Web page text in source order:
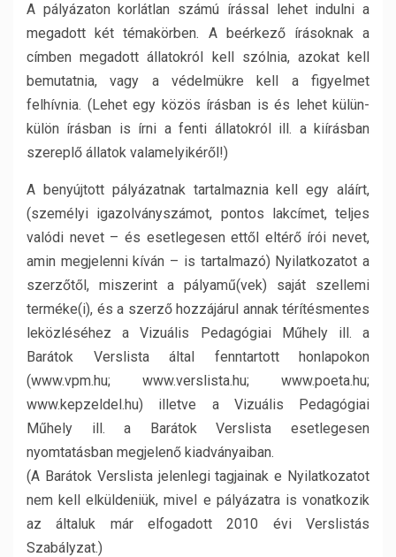
A pályázaton korlátlan számú írással lehet indulni a
megadott két témakörben. A beérkező írásoknak a
címben megadott állatokról kell szólnia, azokat kell
bemutatnia, vagy a védelmükre kell a figyelmet
felhívnia. (Lehet egy közös írásban is és lehet külün-
külön írásban is írni a fenti állatokról ill. a kiírásban
szereplő állatok valamelyikéről!)
A benyújtott pályázatnak tartalmaznia kell egy aláírt,
(személyi igazolványszámot, pontos lakcímet, teljes
valódi nevet – és esetlegesen ettől eltérő írói nevet,
amin megjelenni kíván – is tartalmazó) Nyilatkozatot a
szerzőtől, miszerint a pályamű(vek) saját szellemi
terméke(i), és a szerző hozzájárul annak térítésmentes
leközléséhez a Vizuális Pedagógiai Műhely ill. a
Barátok Verslista által fenntartott honlapokon
(www.vpm.hu; www.verslista.hu; www.poeta.hu;
www.kepzeldel.hu) illetve a Vizuális Pedagógiai
Műhely ill. a Barátok Verslista esetlegesen
nyomtatásban megjelenő kiadványaiban.
(A Barátok Verslista jelenlegi tagjainak e Nyilatkozatot
nem kell elküldeniük, mivel e pályázatra is vonatkozik
az általuk már elfogadott 2010 évi Verslistás
Szabályzat.)